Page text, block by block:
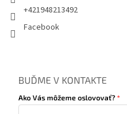
+421948213492
Facebook
BUĎME V KONTAKTE
Ako Vás môžeme oslovovať?